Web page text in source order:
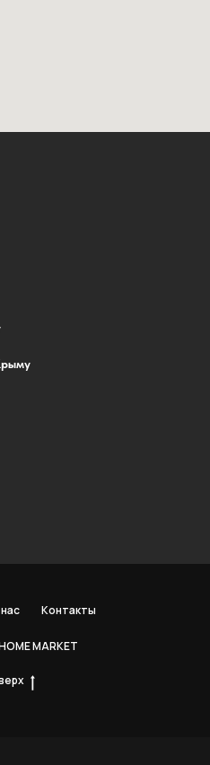
Контакты
MARKET